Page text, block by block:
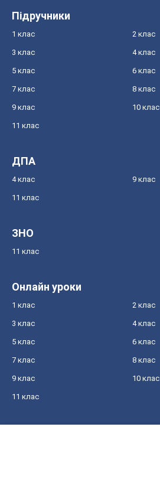
Підручники
1 клас 2 клас
3 клас 4 клас
5 клас 6 клас
7 клас 8 клас
9 клас 10 клас
11 клас
ДПА
4 клас 9 клас
11 клас
ЗНО
11 клас
Онлайн уроки
1 клас 2 клас
3 клас 4 клас
5 клас 6 клас
7 клас 8 клас
9 клас 10 клас
11 клас